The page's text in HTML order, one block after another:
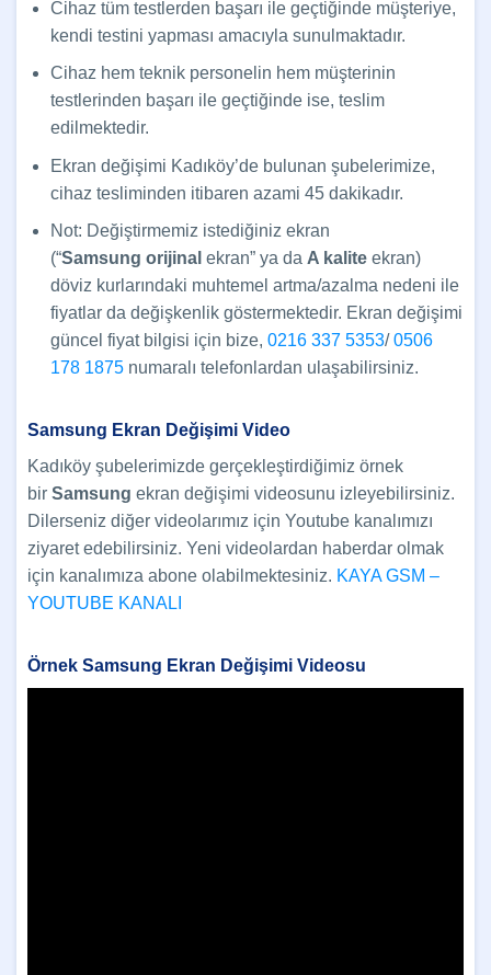
Cihaz tüm testlerden başarı ile geçtiğinde müşteriye,
kendi testini yapması amacıyla sunulmaktadır.
Cihaz hem teknik personelin hem müşterinin
testlerinden başarı ile geçtiğinde ise, teslim
edilmektedir.
Ekran değişimi Kadıköy’de bulunan şubelerimize,
cihaz tesliminden itibaren azami 45 dakikadır.
Not: Değiştirmemiz istediğiniz ekran
(“Samsung orijinal ekran” ya da A kaliteekran)
döviz kurlarındaki muhtemel artma/azalma nedeni ile
fiyatlar da değişkenlik göstermektedir. Ekran değişimi
güncel fiyat bilgisi için bize, 0216 337 5353/0506
178 1875numaralı telefonlardan ulaşabilirsiniz.
Samsung Ekran Değişimi Video
Kadıköy şubelerimizde gerçekleştirdiğimiz örnek
bir Samsung ekran değişimi videosunu izleyebilirsiniz.
Dilerseniz diğer videolarımız için Youtube kanalımızı
ziyaret edebilirsiniz. Yeni videolardan haberdar olmak
için kanalımıza abone olabilmektesiniz. KAYA GSM –
YOUTUBE KANALI
Örnek Samsung Ekran Değişimi Videosu